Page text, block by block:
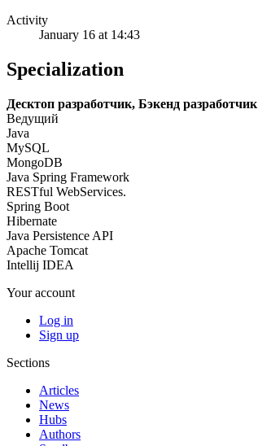
Activity
January 16 at 14:43
Specialization
Десктоп разработчик, Бэкенд разработчик
Ведущий
Java
MySQL
MongoDB
Java Spring Framework
RESTful WebServices.
Spring Boot
Hibernate
Java Persistence API
Apache Tomcat
Intellij IDEA
Your account
Log in
Sign up
Sections
Articles
News
Hubs
Authors